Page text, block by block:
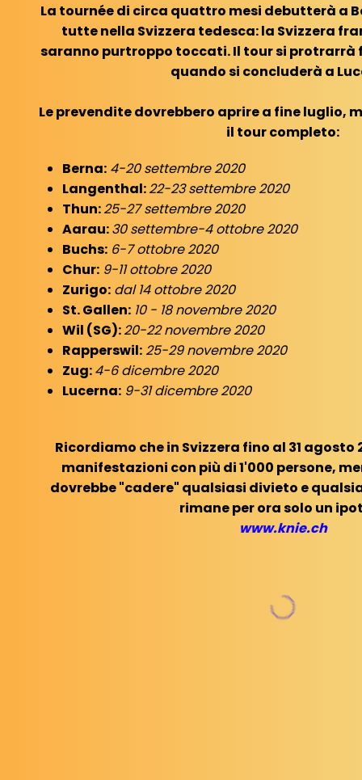
La tournée di circa quattro mesi debutterà a
tutte nella Svizzera tedesca: la Svizzera
saranno purtroppo toccati. Il tour si protrarrà
quando si concluderà a
Le prevendite dovrebbero aprire a fine luglio,
il tour completo:
Berna: 4-20 settembre 2020
Langenthal:22-23 settembre 2020
Thun:25-27 settembre 2020
Aarau:30 settembre-4 ottobre 2020
Buchs: 6-7 ottobre 2020
Chur: 9-11 ottobre 2020
Zurigo: dal 14 ottobre 2020
St. Gallen: 10 - 18 novembre 2020
Wil (SG):20-22 novembre 2020
Rapperswil: 25-29 novembre 2020
Zug:4-6 dicembre 2020
Lucerna: 9-31 dicembre 2020
Ricordiamo che in Svizzera fino al 31
manifestazioni con più di 1'000 persone,
dovrebbe "cadere" qualsiasi divieto e
rimane per ora solo un
www.knie.ch